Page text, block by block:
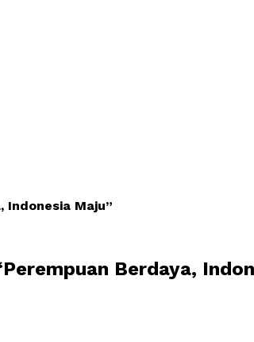
Indonesia Maju”
Berdaya,